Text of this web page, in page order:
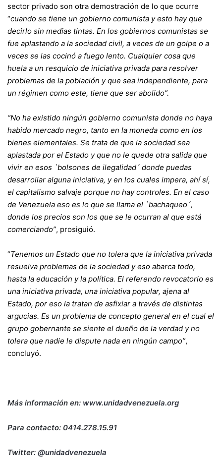
sector privado son otra demostración de lo que ocurre
“cuando se tiene un gobierno comunista y esto hay que
decirlo sin medias tintas. En los gobiernos comunistas se
fue aplastando a la sociedad civil, a veces de un golpe o a
veces se las cocinó a fuego lento. Cualquier cosa que
huela a un resquicio de iniciativa privada para resolver
problemas de la población y que sea independiente, para
un régimen como este, tiene que ser abolido”.
“No ha existido ningún gobierno comunista donde no haya
habido mercado negro, tanto en la moneda como en los
bienes elementales. Se trata de que la sociedad sea
aplastada por el Estado y que no le quede otra salida que
vivir en esos `bolsones de ilegalidad´ donde puedas
desarrollar alguna iniciativa, y en los cuales impera, ahí sí,
el capitalismo salvaje porque no hay controles. En el caso
de Venezuela eso es lo que se llama el `bachaqueo´,
donde los precios son los que se le ocurran al que está
comerciando”, prosiguió.
“Tenemos un Estado que no tolera que la iniciativa privada
resuelva problemas de la sociedad y eso abarca todo,
hasta la educación y la política. El referendo revocatorio es
una iniciativa privada, una iniciativa popular, ajena al
Estado, por eso la tratan de asfixiar a través de distintas
argucias. Es un problema de concepto general en el cual el
grupo gobernante se siente el dueño de la verdad y no
tolera que nadie le dispute nada en ningún campo”,
concluyó.
Más información en: www.unidadvenezuela.org
Para contacto: 0414.278.15.91
Twitter: @unidadvenezuela